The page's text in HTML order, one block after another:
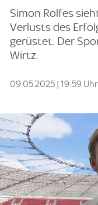
Simon Rolfes
Verlusts des
gerüstet. Der
Wirtz.
09.05.2025 | 19:59 Uhr